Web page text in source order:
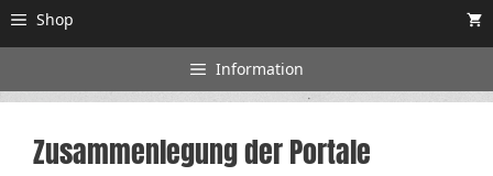
Shop
Information
Zusammenlegung der Portale